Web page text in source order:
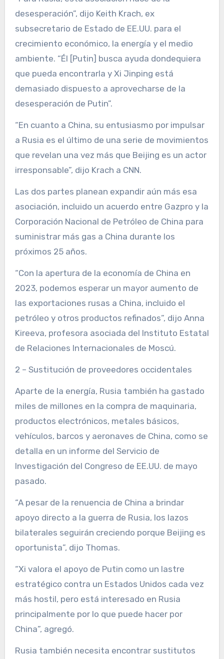
desesperación”, dijo Keith Krach, ex
subsecretario de Estado de EE.UU. para el
crecimiento económico, la energía y el medio
ambiente. “Él [Putin] busca ayuda dondequiera
que pueda encontrarla y Xi Jinping está
demasiado dispuesto a aprovecharse de la
desesperación de Putin”.
“En cuanto a China, su entusiasmo por impulsar
a Rusia es el último de una serie de movimientos
que revelan una vez más que Beijing es un actor
irresponsable”, dijo Krach a CNN.
Las dos partes planean expandir aún más esa
asociación, incluido un acuerdo entre Gazpro y la
Corporación Nacional de Petróleo de China para
suministrar más gas a China durante los
próximos 25 años.
“Con la apertura de la economía de China en
2023, podemos esperar un mayor aumento de
las exportaciones rusas a China, incluido el
petróleo y otros productos refinados”, dijo Anna
Kireeva, profesora asociada del Instituto Estatal
de Relaciones Internacionales de Moscú.
2 – Sustitución de proveedores occidentales
Aparte de la energía, Rusia también ha gastado
miles de millones en la compra de maquinaria,
productos electrónicos, metales básicos,
vehículos, barcos y aeronaves de China, como se
detalla en un informe del Servicio de
Investigación del Congreso de EE.UU. de mayo
pasado.
“A pesar de la renuencia de China a brindar
apoyo directo a la guerra de Rusia, los lazos
bilaterales seguirán creciendo porque Beijing es
oportunista”, dijo Thomas.
“Xi valora el apoyo de Putin como un lastre
estratégico contra un Estados Unidos cada vez
más hostil, pero está interesado en Rusia
principalmente por lo que puede hacer por
China”, agregó.
Rusia también necesita encontrar sustitutos